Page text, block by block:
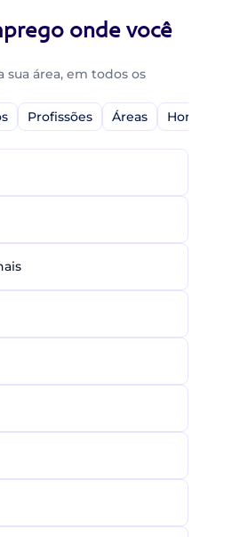
onde você
sua área, em todos os
Profissões Áreas Home-